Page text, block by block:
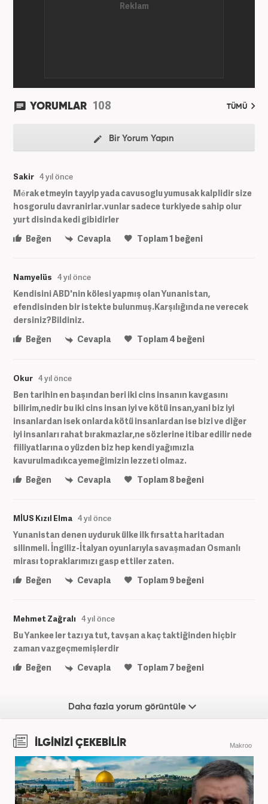
YORUMLAR 108 TÜMÜ
Bir Yorum Yapın
Sakir 4 yıl önce
Mérak etmeyin tayyip yada cavusoglu yumusak kalplidir size
hosgorulu davranirlar.vunlar sadece turkiyede sahip olur
yurt disinda kedi gibidirler
Beğen
Cevapla Toplam1 beğeni
Namyelüs 4 yıl önce
Kendisini ABD'nin kölesi yapmış olan Yunanistan,
efendisinden bir istekte bulunmuş.Karşılığında ne verecek
dersiniz?Bildiniz.
Beğen
Cevapla Toplam4 beğeni
Okur 4 yıl önce
Ben tarihin en başından beri iki cins insanın kavgasını
bilirim,nedir bu iki cins insan iyi ve kötü insan,yani biz iyi
insanlardan isek onlarda kötü insanlardan ise bizi ve diğer
iyi insanları rahat bırakmazlar,ne sözlerine itibar edilir nede
fiiliyatlarına o yüzden biz hep kendi yağımızla
kavurulmadıkca yemeğimizin lezzeti olmaz.
Beğen
Cevapla Toplam8beğeni
MİUS Kızıl Elma 4 yıl önce
Yunanistan denen uyduruk ülke ilk fırsatta haritadan
silinmeli. İngiliz-İtalyan oyunlarıyla savaşmadan Osmanlı
mirası topraklarımızı gasp ettiler zaten.
Beğen
Cevapla Toplam9 beğeni
Mehmet Zağralı 4 yıl önce
Bu Yankee ler tazı ya tut, tavşan a kaç taktiğinden hiçbir
zaman vazgeçmemişlerdir
Beğen
Cevapla Toplam7 beğeni
Daha fazla yorum görüntüle
İLGİNİZİ ÇEKEBİLİR Makroo